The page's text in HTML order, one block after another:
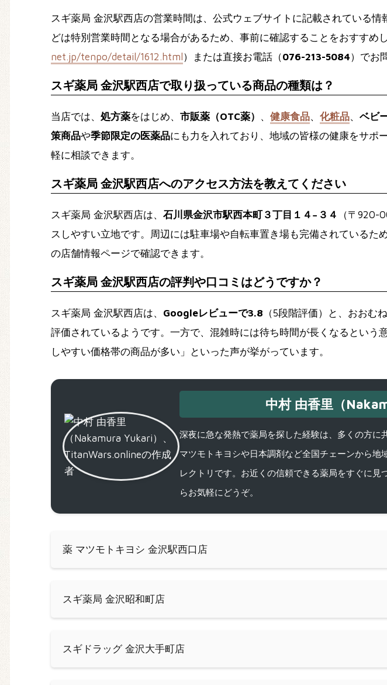
スギ薬局 金沢駅西店の営業時間は、公式ウェブサイトに記載されている情
どは特別営業時間となる場合があるため、事前に確認することをおすすめ
net.jp/tenpo/detail/1612.html）または直接お電話（076-213-5084）でお
スギ薬局 金沢駅西店で取り扱っている商品の種類は？
当店では、 処方薬をはじめ、 市販薬（OTC薬） 、 健康食品、 化粧品、 ベビ
策商品や季節限定の医薬品にも力を入れており、地域の皆様の健康をサポ
軽に相談できます。
スギ薬局 金沢駅西店へのアクセス方法を教えてください
スギ薬局 金沢駅西店は、 石川県金沢市駅西本町３丁目１４−３４ （〒920-
スしやすい立地です。周辺には駐車場や自転車置き場も完備されている
の店舗情報ページで確認できます。
スギ薬局 金沢駅西店の評判や口コミはどうですか？
スギ薬局 金沢駅西店は、 Googleレビューで3.8 （5段階評価）と、おおむ
評価されているようです。一方で、混雑時には待ち時間が長くなるとい
しやすい価格帯の商品が多い」といった声が挙がっています。
中村 由香里（
深夜に急な発熱で薬局を探した経験は、多くの方に
マツモトキヨシや日本調剤など全国チェーンから
レクトリです。お近くの信頼できる薬局をすぐに
らお気軽にどうぞ。
薬 マツモトキヨシ 金沢駅西口店
スギ薬局 金沢昭和町店
スギドラッグ 金沢大手町店